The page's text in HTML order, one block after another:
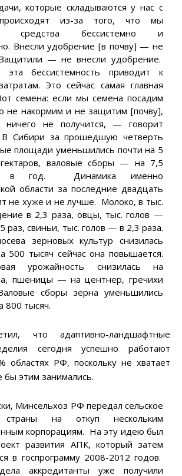
которые складываются у нас с
из-за того, что мы
средства бессистемно и
Внесли удобрение [в почву] — не
— не внесли удобрение.
эта бессистемность приводит к
Это сейчас самая главная
семена: если мы семена посадим
не накормим и не защитим [почву],
не получится, — говорит
Сибири за прошедшую четверть
площади уменьшились почти на 5
валовые сборы — на 7,5
в год. Динамика именно
области за последние двадцать
не хуже и не лучше. Молоко, в тыс.
в 2,3 раза, овцы, тыс. голов —
раз, свиньи, тыс. голов — в 2,3 раза.
зерновых культур снизилась
500 тысяч сейчас она повышается.
урожайность снизилась на
пшеницы — на центнер, гречихи
сборы зерна уменьшились
800 тысяч.
что адаптивно-ландшафтные
сегодня успешно работают
областях РФ, поскольку не хватает
бы этим занимались.
Минсельхоз РФ передал сельское
страны на откуп нескольким
корпорациям. На эту идею был
развития АПК, который затем
в госпрограмму 2008-2012 годов.
аккредитанты уже получили